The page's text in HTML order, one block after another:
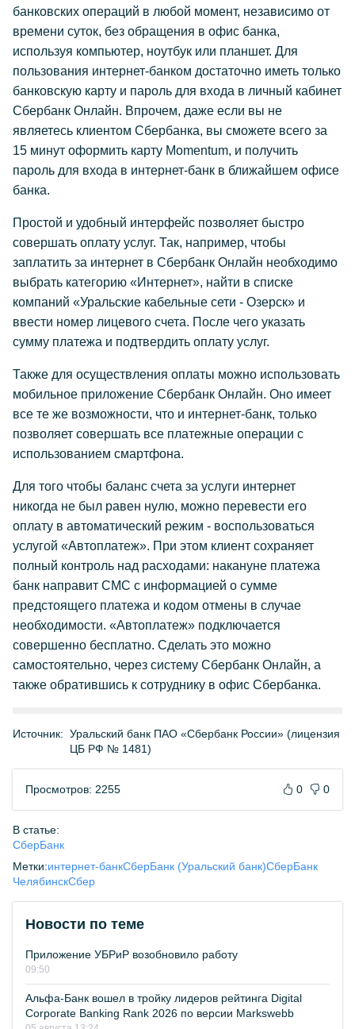
банковских операций в любой момент, независимо от
времени суток, без обращения в офис банка,
используя компьютер, ноутбук или планшет. Для
пользования интернет-банком достаточно иметь только
банковскую карту и пароль для входа в личный кабинет
Сбербанк Онлайн. Впрочем, даже если вы не
являетесь клиентом Сбербанка, вы сможете всего за
15 минут оформить карту Momentum, и получить
пароль для входа в интернет-банк в ближайшем офисе
банка.
Простой и удобный интерфейс позволяет быстро
совершать оплату услуг. Так, например, чтобы
заплатить за интернет в Сбербанк Онлайн необходимо
выбрать категорию «Интернет», найти в списке
компаний «Уральские кабельные сети - Озерск» и
ввести номер лицевого счета. После чего указать
сумму платежа и подтвердить оплату услуг.
Также для осуществления оплаты можно использовать
мобильное приложение Сбербанк Онлайн. Оно имеет
все те же возможности, что и интернет-банк, только
позволяет совершать все платежные операции с
использованием смартфона.
Для того чтобы баланс счета за услуги интернет
никогда не был равен нулю, можно перевести его
оплату в автоматический режим - воспользоваться
услугой «Автоплатеж». При этом клиент сохраняет
полный контроль над расходами: накануне платежа
банк направит СМС с информацией о сумме
предстоящего платежа и кодом отмены в случае
необходимости. «Автоплатеж» подключается
совершенно бесплатно. Сделать это можно
самостоятельно, через систему Сбербанк Онлайн, а
также обратившись к сотруднику в офис Сбербанка.
Источник: Уральский банк ПАО «Сбербанк России» (лицензия
ЦБ РФ № 1481)
Просмотров: 2255 0 0
В статье:
СберБанк
Метки:интернет-банкСберБанк (Уральский банк)СберБанк
ЧелябинскСбер
Новости по теме
Приложение УБРиР возобновило работу
09:50
Альфа-Банк вошел в тройку лидеров рейтинга Digital
Corporate Banking Rank 2026 по версии Markswebb